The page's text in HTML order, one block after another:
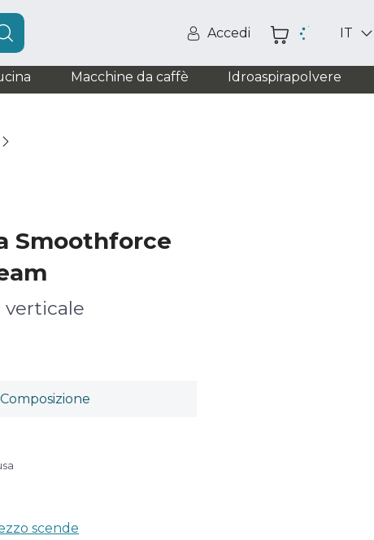
Accedi IT
Macchine da caffè Idroaspirapolvere
Smoothforce
verticale
Composizione
scende